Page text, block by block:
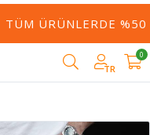
TÜM ÜRÜNLERDE %50
TR
0